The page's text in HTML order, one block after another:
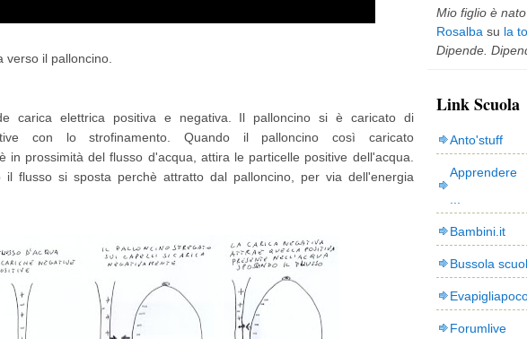
verso il palloncino.
carica elettrica positiva e negativa. Il palloncino si è caricato di
con lo strofinamento. Quando il palloncino così caricato
in prossimità del flusso d'acqua, attira le particelle positive dell'acqua.
il flusso si sposta perchè attratto dal palloncino, per via dell'energia
Mio figlio è nato
Rosalba su la
Dipende.
Link Scuola
Anto'stuff
Bambini.it
Bussola
Forumlive